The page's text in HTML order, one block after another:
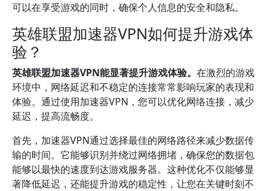
可以在享受游戏的同时，确保个人信息的安全和隐私。
英雄联盟加速器VPN如何提升游戏体
验？
英雄联盟加速器VPN能显著提升游戏体验。 在激烈的游戏
环境中，网络延迟和不稳定的连接常常影响玩家的表现和
体验。通过使用加速器VPN，您可以优化网络连接，减少
延迟，提高流畅度。
首先，加速器VPN通过选择最佳的网络路径来减少数据传
输的时间。它能够识别并绕过网络拥堵，确保您的数据包
能够以最快的速度到达游戏服务器。这种优化不仅能够显
著降低延迟，还能提升游戏的稳定性，让您在关键时刻不